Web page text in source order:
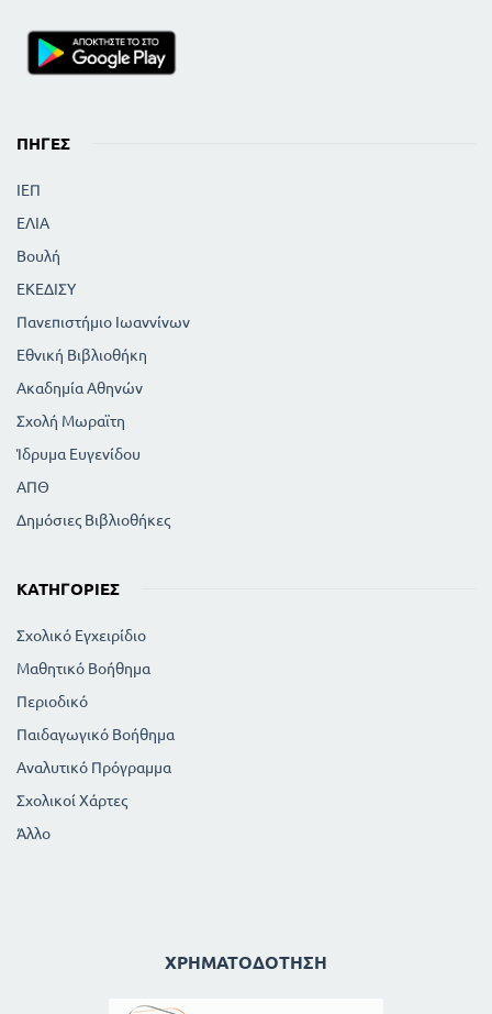
ΠΗΓΈΣ
ΙΕΠ
ΕΛΙΑ
Βουλή
ΕΚΕΔΙΣΥ
Πανεπιστήμιο Ιωαννίνων
Εθνική Βιβλιοθήκη
Ακαδημία Αθηνών
Σχολή Μωραϊτη
Ίδρυμα Ευγενίδου
ΑΠΘ
Δημόσιες Βιβλιοθήκες
ΚΑΤΗΓΟΡΊΕΣ
Σχολικό Εγχειρίδιο
Μαθητικό Βοήθημα
Περιοδικό
Παιδαγωγικό Βοήθημα
Αναλυτικό Πρόγραμμα
Σχολικοί Χάρτες
Άλλο
ΧΡΗΜΑΤΟΔΌΤΗΣΗ